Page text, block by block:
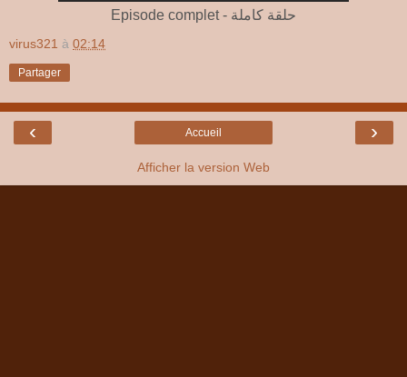
Episode complet - حلقة كاملة
virus321 à 02:14
Partager
‹ ›
Accueil
Afficher la version Web